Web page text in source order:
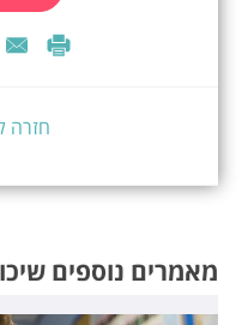
חזרה
מאמרים נוספים